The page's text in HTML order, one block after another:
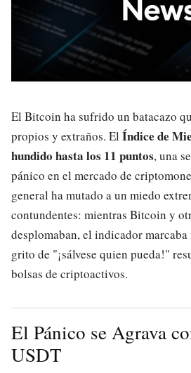
El Bitcoin ha sufrido un batacazo
propios y extraños. El Índice de
hundido hasta los 11 puntos, una
pánico en el mercado de
general ha mutado a un miedo
contundentes: mientras Bitcoin y
desplomaban, el indicador
grito de "¡sálvese quien pueda!"
bolsas de criptoactivos.
El Pánico se Agrava
USDT